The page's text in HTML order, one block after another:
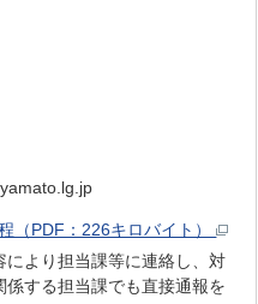
（PDF：226キロバイト）
より担当課等に連絡し、対
する担当課でも直接通報を